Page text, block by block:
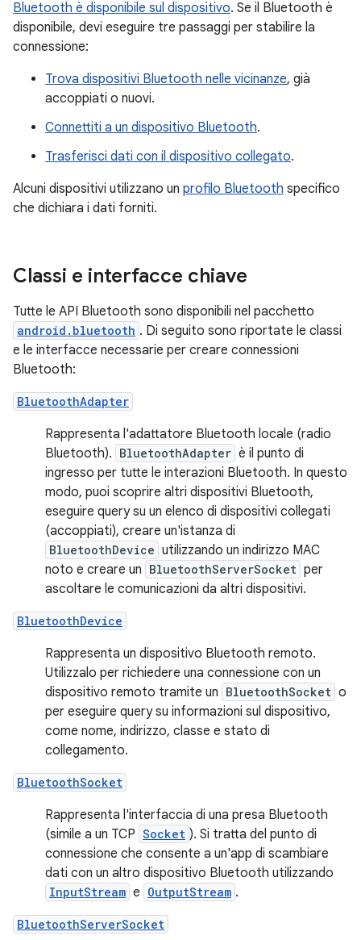
Bluetooth è disponibile sul dispositivo. Se il Bluetooth è
disponibile, devi eseguire tre passaggi per stabilire la
connessione:
Trova dispositivi Bluetooth nelle vicinanze, già
accoppiati o nuovi.
Connettiti a un dispositivo Bluetooth.
Trasferisci dati con il dispositivo collegato.
Alcuni dispositivi utilizzano un profilo Bluetooth specifico
che dichiara i dati forniti.
Classi e interfacce chiave
Tutte le API Bluetooth sono disponibili nel pacchetto
android.bluetooth . Di seguito sono riportate le classi
e le interfacce necessarie per creare connessioni
Bluetooth:
BluetoothAdapter
Rappresenta l'adattatore Bluetooth locale (radio
Bluetooth). BluetoothAdapter è il punto di
ingresso per tutte le interazioni Bluetooth. In questo
modo, puoi scoprire altri dispositivi Bluetooth,
eseguire query su un elenco di dispositivi collegati
(accoppiati), creare un'istanza di
BluetoothDevice utilizzando un indirizzo MAC
noto e creare un BluetoothServerSocket per
ascoltare le comunicazioni da altri dispositivi.
BluetoothDevice
Rappresenta un dispositivo Bluetooth remoto.
Utilizzalo per richiedere una connessione con un
dispositivo remoto tramite un BluetoothSocket o
per eseguire query su informazioni sul dispositivo,
come nome, indirizzo, classe e stato di
collegamento.
BluetoothSocket
Rappresenta l'interfaccia di una presa Bluetooth
(simile a un TCP Socket ). Si tratta del punto di
connessione che consente a un'app di scambiare
dati con un altro dispositivo Bluetooth utilizzando
InputStream e OutputStream .
BluetoothServerSocket